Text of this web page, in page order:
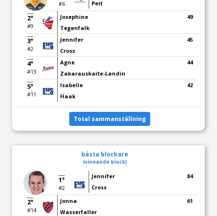
#6
Peit
2°
#9
Josephine
Tegenfalk
49
3°
#2
Jennifer
Cross
45
4°
#13
Agne
Zakarauskaite-Landin
44
5°
#11
Isabelle
Haak
42
Total sammanställning
bästa blockare
(vinnande block)
1°
#2
Jennifer
Cross
84
2°
#14
Jonna
Wasserfaller
61